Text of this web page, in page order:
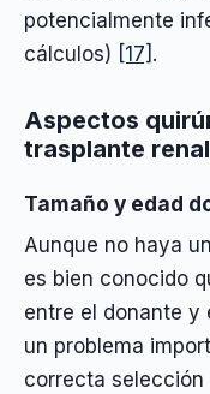
potencialmente
cálculos) [17] .
Aspectos
trasplante
Tamaño y edad
Aunque no haya
es bien conocido
entre el donante y
un problema
correcta selección